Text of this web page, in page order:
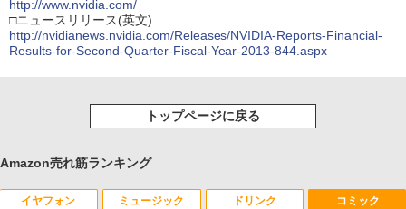
http://www.nvidia.com/
□ニュースリリース(英文)
http://nvidianews.nvidia.com/Releases/NVIDIA-Reports-Financial-
Results-for-Second-Quarter-Fiscal-Year-2013-844.aspx
トップページに戻る
Amazon売れ筋ランキング
イヤフォン ミュージック ドリンク コミック